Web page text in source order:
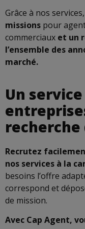
Grâce à nos services,
missions pour
commerciaux et un
l’ensemble des
marché.
Un
recherche
Recrutez
nos services à la
besoins l’offre
correspond et
de mission.
Avec Cap Agent,